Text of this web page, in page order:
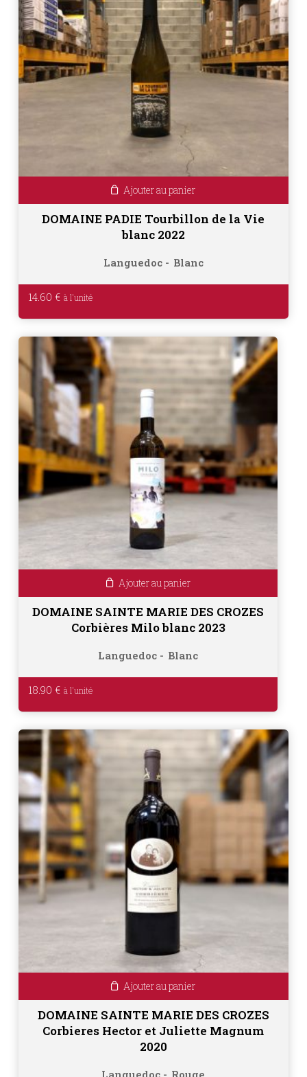
Ajouter au panier
DOMAINE PADIE Tourbillon de la Vie
blanc 2022
Languedoc Blanc
14.60 €
Ajouter au panier
DOMAINE SAINTE MARIE DES CROZES
Corbières Milo blanc 2023
Languedoc Blanc
18.90 €
Ajouter au panier
DOMAINE SAINTE MARIE DES CROZES
Corbieres Hector et Juliette Magnum
2020
Languedoc Rouge